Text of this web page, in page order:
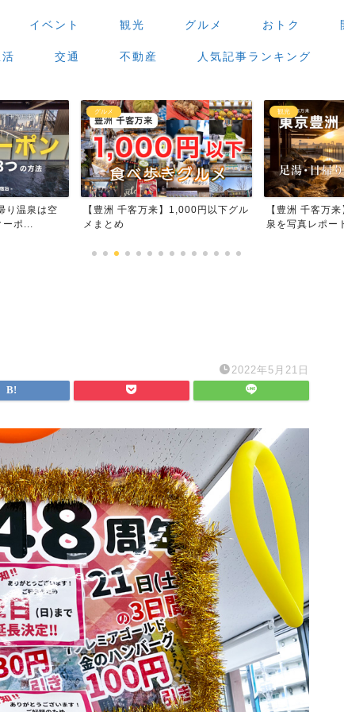
イベント 観光 グルメ おトク
交通 不動産 人気記事ランキング
円以下グル
観光
【豊洲 千客万来】足湯・日帰り温
泉を写真レポート
グルメ
【豊洲 千客万
場」で食べ歩き
2022年5月21日